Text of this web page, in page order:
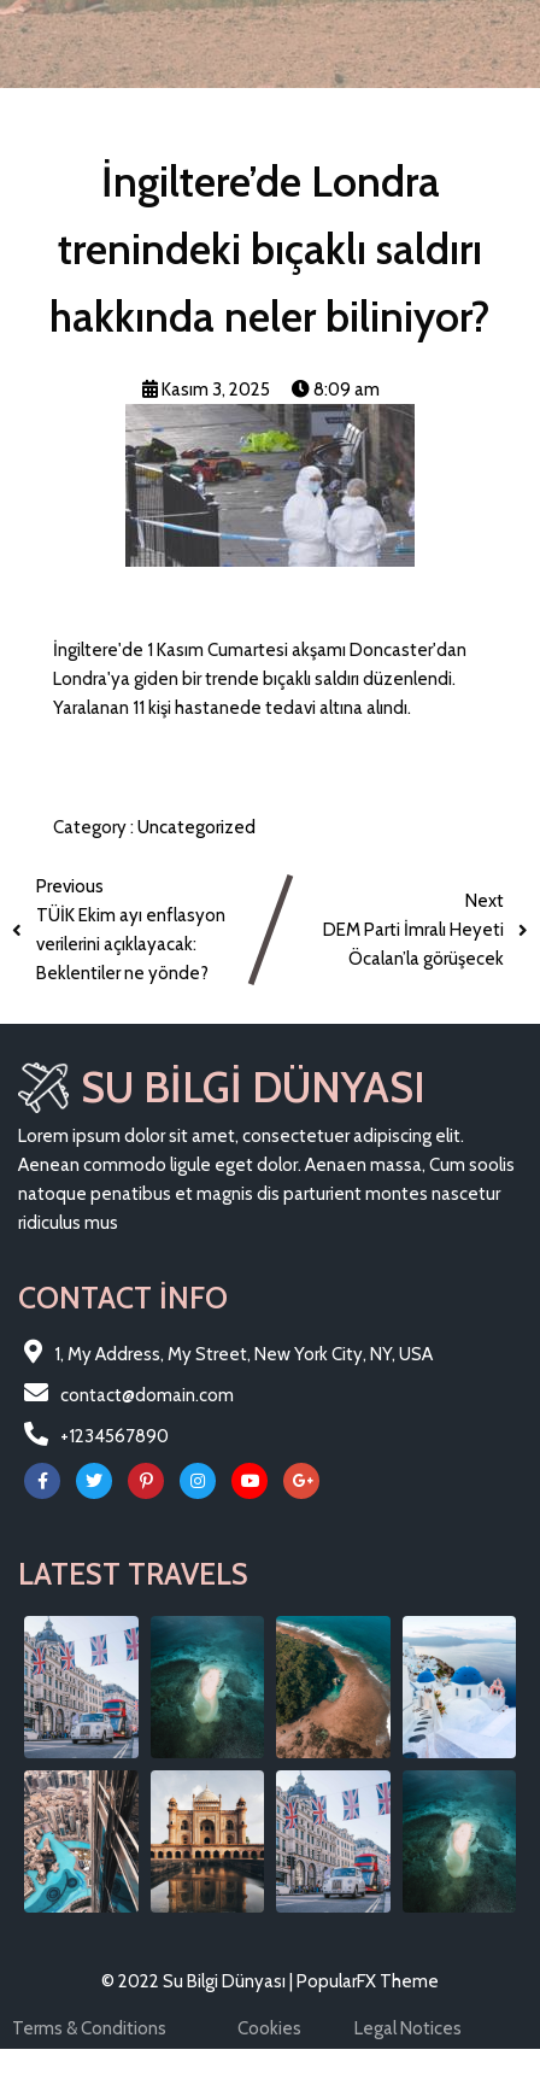
İngiltere’de Londra
trenindeki bıçaklı saldırı
hakkında neler biliniyor?
Kasım 3, 2025 8:09 am
İngiltere'de 1 Kasım Cumartesi akşamı Doncaster'dan
Londra'ya giden bir trende bıçaklı saldırı düzenlendi.
Yaralanan 11 kişi hastanede tedavi altına alındı.
Category : Uncategorized
Previous
TÜİK Ekim ayı enflasyon
verilerini açıklayacak:
Beklentiler ne yönde?
Next
DEM Parti İmralı Heyeti
Öcalan’la görüşecek
SU BILGI DÜNYASI
Lorem ipsum dolor sit amet, consectetuer adipiscing elit.
Aenean commodo ligule eget dolor. Aenaen massa, Cum soolis
natoque penatibus et magnis dis parturient montes nascetur
ridiculus mus
CONTACT INFO
1, My Address, My Street, New York City, NY, USA
contact@domain.com
+1234567890
LATEST TRAVELS
© 2022 Su Bilgi Dünyası | PopularFX Theme
Terms & Conditions Cookies Legal Notices